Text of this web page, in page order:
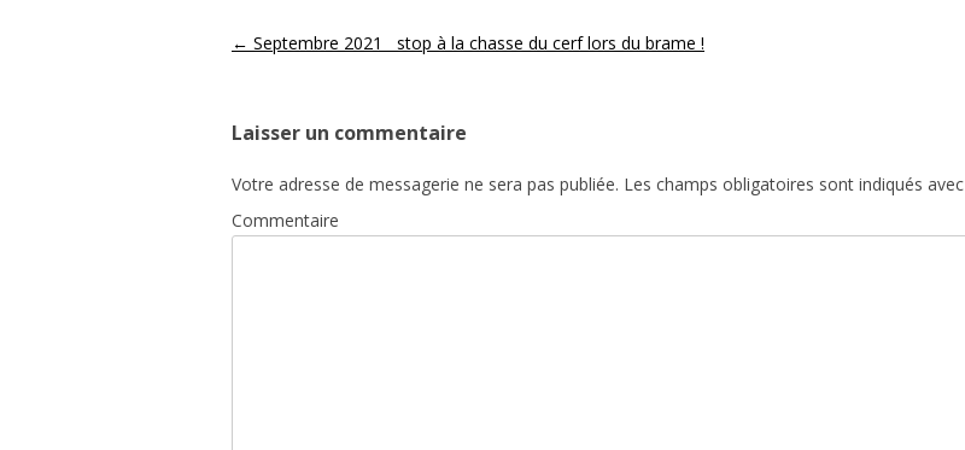
Post navigation
← Septembre 2021 stop à la chasse du cerf lors du brame !
Laisser un commentaire
Votre adresse de messagerie ne sera pas publiée. Les champs obligatoires sont indiqués avec
Commentaire